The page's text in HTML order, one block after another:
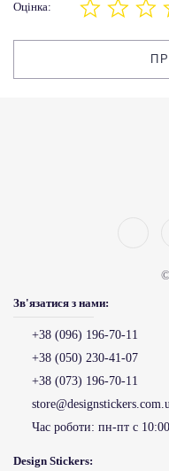
Оцінка:
Зв'язатися з нами:
+38 (096) 196-70-11
+38 (050) 230-41-07
+38 (073) 196-70-11
Час роботи: пн-пт с
Design Stickers: